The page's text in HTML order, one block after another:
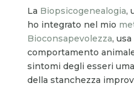
La Biopsicogenealogia,
ho integrato nel mio
Bioconsapevolezza,
comportamento
sintomi degli esseri
della stanchezza